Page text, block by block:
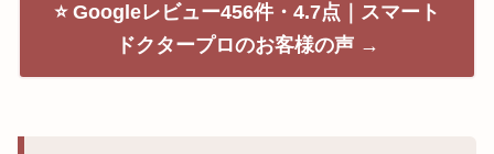
⭐ Googleレビュー456件・4.7点｜スマート
ドクタープロのお客様の声 →